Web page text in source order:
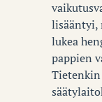
lisääntyi,
lukea
pappien
Tietenkin